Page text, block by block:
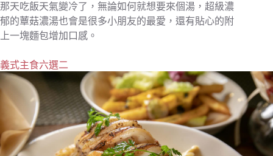
那天吃飯天氣變冷了，無論如何就想要來個湯，超級濃
郁的蕈菇濃湯也會是很多小朋友的最愛，還有貼心的附
上一塊麵包增加口感。
義式主食六選二